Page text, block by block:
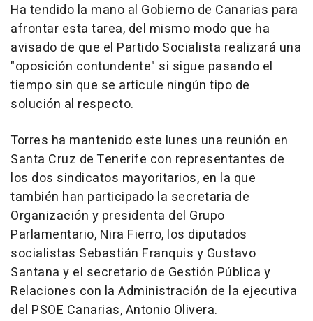
Ha tendido la mano al Gobierno de Canarias para
afrontar esta tarea, del mismo modo que ha
avisado de que el Partido Socialista realizará una
"oposición contundente" si sigue pasando el
tiempo sin que se articule ningún tipo de
solución al respecto.
Torres ha mantenido este lunes una reunión en
Santa Cruz de Tenerife con representantes de
los dos sindicatos mayoritarios, en la que
también han participado la secretaria de
Organización y presidenta del Grupo
Parlamentario, Nira Fierro, los diputados
socialistas Sebastián Franquis y Gustavo
Santana y el secretario de Gestión Pública y
Relaciones con la Administración de la ejecutiva
del PSOE Canarias, Antonio Olivera.